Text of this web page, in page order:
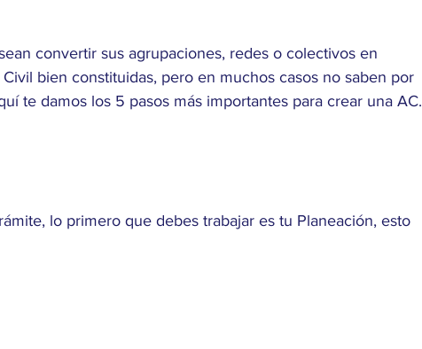
convertir sus agrupaciones, redes o colectivos en
bien constituidas, pero en muchos casos no saben por
te damos los 5 pasos más importantes para crear una AC.
lo primero que debes trabajar es tu Planeación, esto